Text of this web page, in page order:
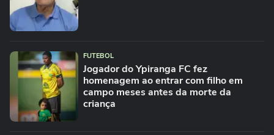
FUTEBOL
Jogador do Ypiranga FC fez
homenagem ao entrar com filho em
campo meses antes da morte da
criança